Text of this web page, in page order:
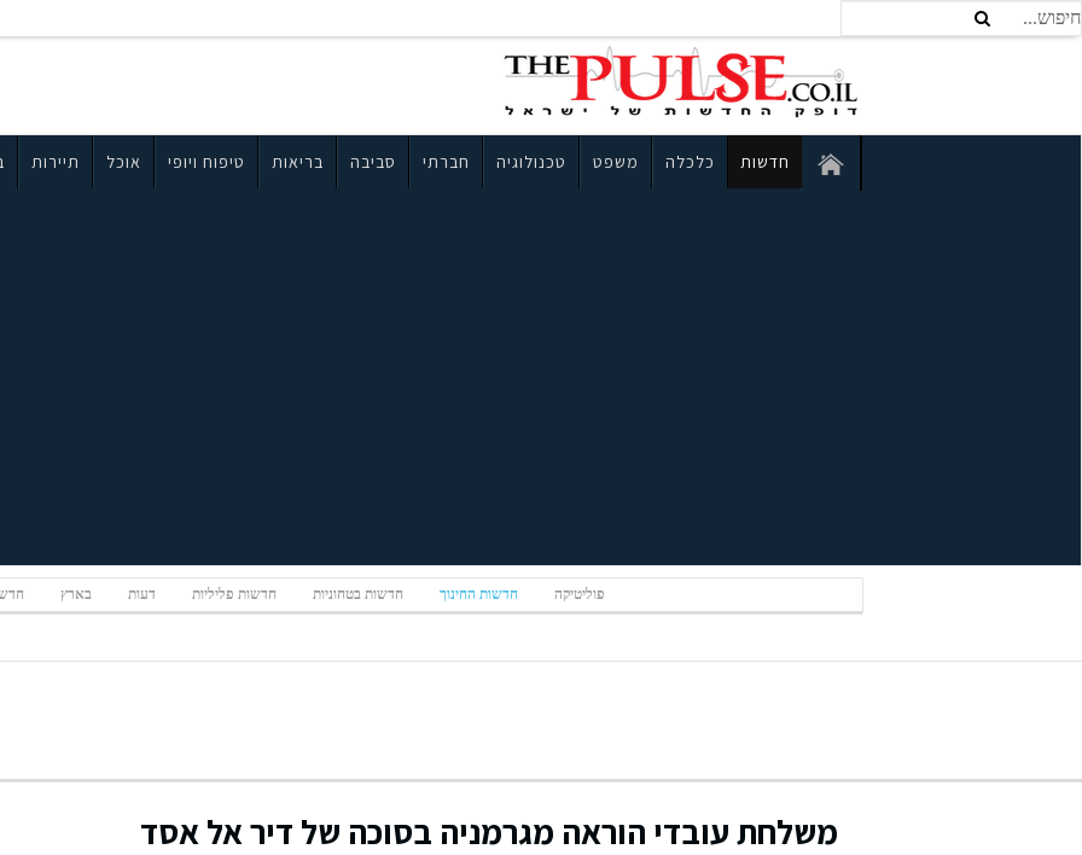
חדשות כלכלה משפט טכנולוגיה חברתי סביבה בריאות טיפוח ויופי אוכל תיירות
פוליטיקה חדשות החינוך חדשות בטחוניות חדשות פליליות דעות בארץ
משלחת עובדי הוראה מגרמניה בסוכה של דיר אל אסד